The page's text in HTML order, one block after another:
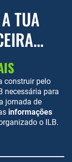
TUA
construir pelo
necessária para
jornada de
informações
o ILB.